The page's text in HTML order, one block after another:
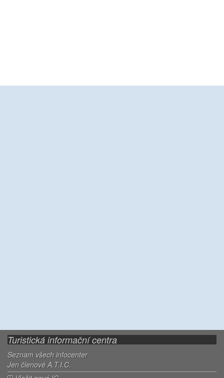
Turistická informační centra
Seznam všech infocenter
Jen členové A.T.I.C.